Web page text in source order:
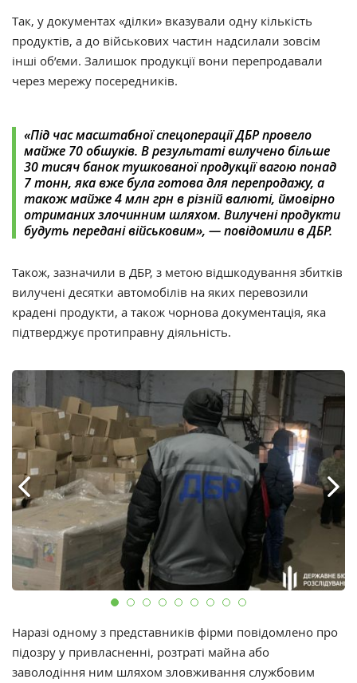
Так, у документах «ділки‎»‎ вказували одну кількість
продуктів, а до військових частин надсилали зовсім
інші об’єми. Залишок продукції вони перепродавали
через мережу посередників.
«Під час масштабної спецоперації ДБР провело
майже 70 обшуків. В результаті вилучено більше
30 тисяч банок тушкованої продукції вагою понад
7 тонн, яка вже була готова для перепродажу, а
також майже 4 млн грн в різній валюті, ймовірно
отриманих злочинним шляхом. Вилучені продукти
будуть передані військовим», — повідомили в ДБР.‎
Також, зазначили в ДБР, з метою відшкодування збитків
вилучені десятки автомобілів на яких перевозили
крадені продукти, а також чорнова документація, яка
підтверджує протиправну діяльність.
Наразі одному з представників фірми повідомлено про
підозру у привласненні, розтраті майна або
заволодіння ним шляхом зловживання службовим